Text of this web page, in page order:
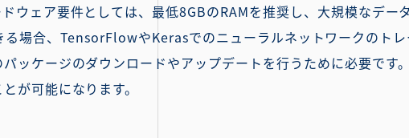
ウェア要件としては、最低8GBのRAMを推奨し、大規模なデー
る場合、TensorFlowやKerasでのニューラルネットワークのト
ッケージのダウンロードやアップデートを行うために必要です
が可能になります。